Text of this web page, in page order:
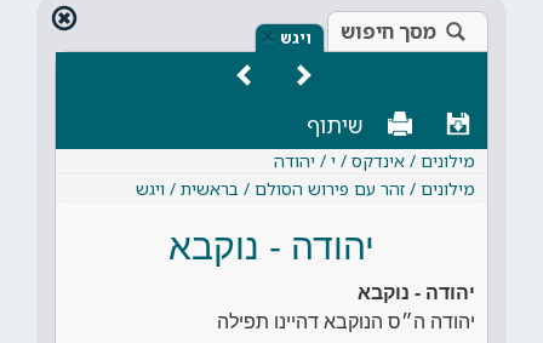
מסך חיפוש ויגש ×
שיתוף
מילונים / אינדקס / י / יהודה
מילונים / זהר עם פירוש הסולם / בראשית / ויגש
יהודה - נוקבא
יהודה - נוקבא
יהודה ה״ס הנוקבא דהיינו תפילה